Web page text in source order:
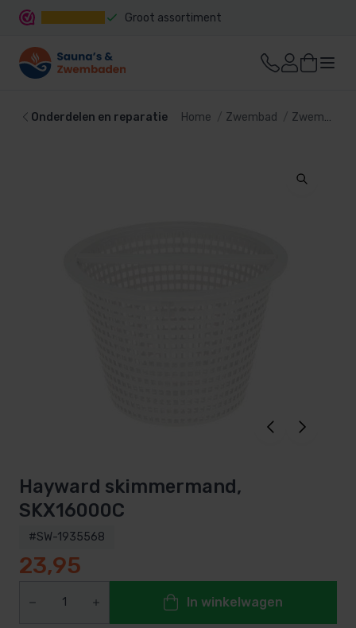
Groot assortiment
Onderdelen en reparatie Home Zwembad Zwembadtechniek
Hayward skimmermand,
SKX16000C
#SW-1935568
23,95
In winkelwagen